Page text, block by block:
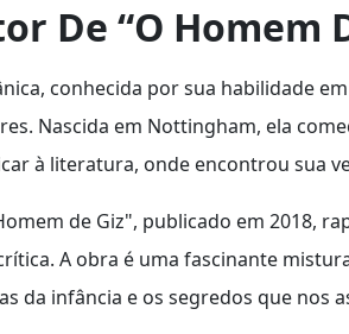
De “O Homem
conhecida por sua habilidade
Nascida em Nottingham, ela
à literatura, onde encontrou sua
de Giz", publicado em 2018,
A obra é uma fascinante
da infância e os segredos que nos